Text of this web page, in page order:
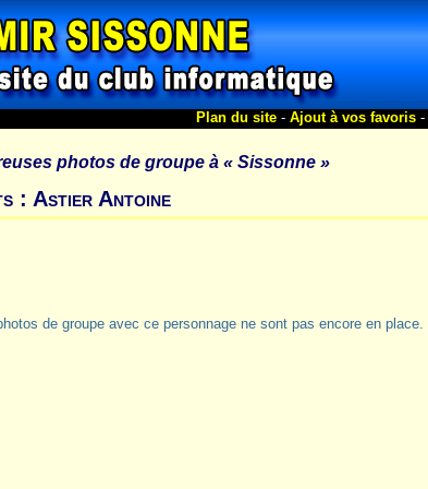
Plan du site- Ajout à vos favoris-
photos de groupe à « Sissonne »
: Astier Antoine
de groupe avec ce personnage ne sont pas encore en place.